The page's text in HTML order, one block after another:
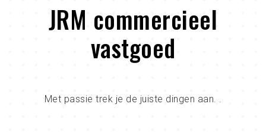
JRM commercieel
vastgoed
Met passie trek je de juiste dingen aan. .